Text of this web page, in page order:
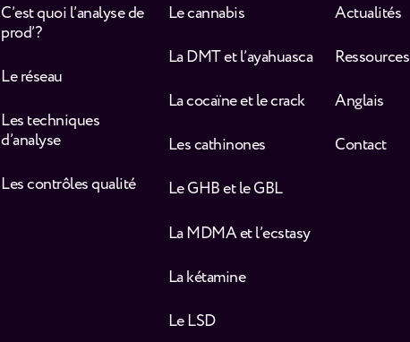
C’est quoi l’analyse de
prod’ ?
Le réseau
Les techniques
d’analyse
Les contrôles qualité
Le cannabis
La DMT et l’ayahuasca
La cocaïne et le crack
Les cathinones
Le GHB et le GBL
La MDMA et l’ecstasy
La kétamine
Le LSD
Actualités
Ressources
Anglais
Contact